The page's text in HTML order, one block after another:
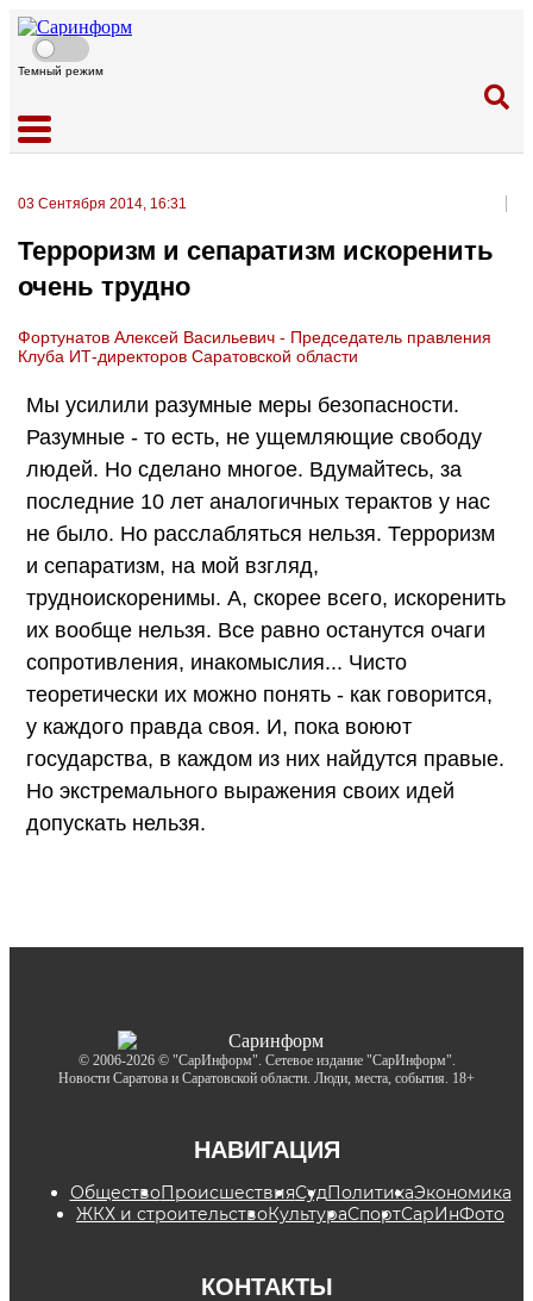
Темный режим
03 Сентября 2014, 16:31
Терроризм и сепаратизм искоренить
очень трудно
Фортунатов Алексей Васильевич - Председатель правления
Клуба ИТ-директоров Саратовской области
Мы усилили разумные меры безопасности.
Разумные - то есть, не ущемляющие свободу
людей. Но сделано многое. Вдумайтесь, за
последние 10 лет аналогичных терактов у нас
не было. Но расслабляться нельзя. Терроризм
и сепаратизм, на мой взгляд,
трудноискоренимы. А, скорее всего, искоренить
их вообще нельзя. Все равно останутся очаги
сопротивления, инакомыслия... Чисто
теоретически их можно понять - как говорится,
у каждого правда своя. И, пока воюют
государства, в каждом из них найдутся правые.
Но экстремального выражения своих идей
допускать нельзя.
© 2006-2026 © "СарИнформ". Сетевое издание "СарИнформ".
Новости Саратова и Саратовской области. Люди, места, события. 18+
НАВИГАЦИЯ
ОбществоПроисшествияСудПолитикаЭкономика
ЖКХ и строительствоКультураСпортСарИнФото
КОНТАКТЫ